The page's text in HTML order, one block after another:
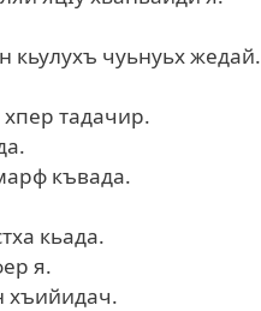
чуьнуьх жедай.
тадачир.
къвада.
кьада.
я.
хъийидач.